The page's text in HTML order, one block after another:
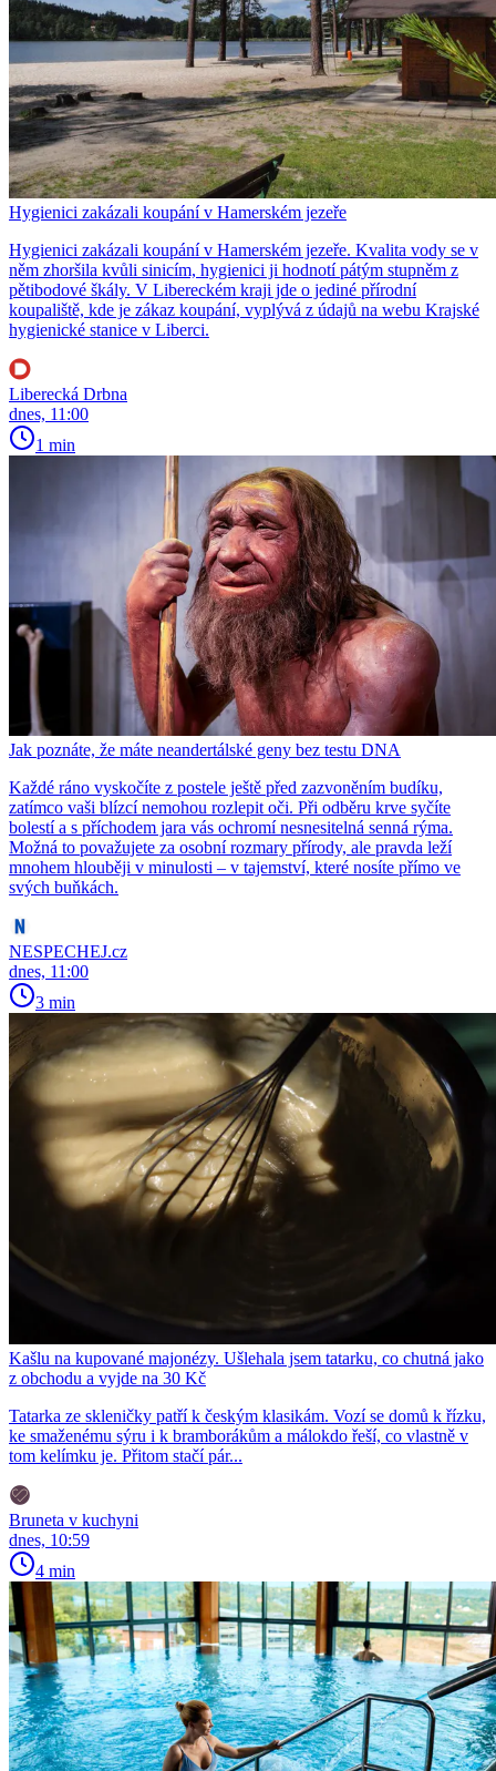
Hygienici zakázali koupání v Hamerském jezeře
Hygienici zakázali koupání v Hamerském jezeře. Kvalita vody se v
něm zhoršila kvůli sinicím, hygienici ji hodnotí pátým stupněm z
pětibodové škály. V Libereckém kraji jde o jediné přírodní
koupaliště, kde je zákaz koupání, vyplývá z údajů na webu Krajské
hygienické stanice v Liberci.
Liberecká Drbna
dnes, 11:00
1 min
Jak poznáte, že máte neandertálské geny bez testu DNA
Každé ráno vyskočíte z postele ještě před zazvoněním budíku,
zatímco vaši blízcí nemohou rozlepit oči. Při odběru krve syčíte
bolestí a s příchodem jara vás ochromí nesnesitelná senná rýma.
Možná to považujete za osobní rozmary přírody, ale pravda leží
mnohem hlouběji v minulosti – v tajemství, které nosíte přímo ve
svých buňkách.
NESPECHEJ.cz
dnes, 11:00
3 min
Kašlu na kupované majonézy. Ušlehala jsem tatarku, co chutná jako
z obchodu a vyjde na 30 Kč
Tatarka ze skleničky patří k českým klasikám. Vozí se domů k řízku,
ke smaženému sýru i k bramborákům a málokdo řeší, co vlastně v
tom kelímku je. Přitom stačí pár...
Bruneta v kuchyni
dnes, 10:59
4 min